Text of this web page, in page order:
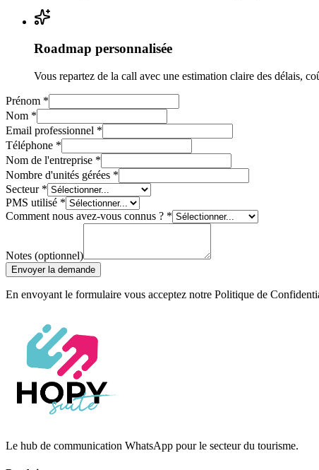
Roadmap personnalisée
Vous repartez de la call avec une estimation claire des délais,
Prénom *
Nom *
Email professionnel *
Téléphone *
Nom de l'entreprise *
Nombre d'unités gérées *
Secteur *
PMS utilisé *
Comment nous avez-vous connus ? *
Notes (optionnel)
Envoyer la demande
En envoyant le formulaire vous acceptez notre Politique de
Le hub de communication WhatsApp pour le secteur du tourisme.